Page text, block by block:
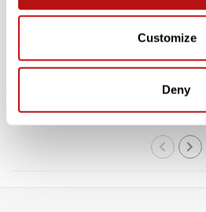
Customize
Deny
GIFT REPUBLIC
Cat-astrophe - Stapel